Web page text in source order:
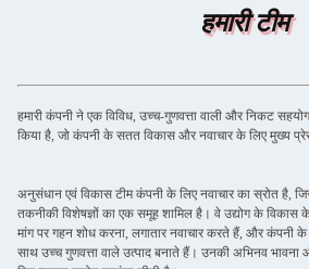
हमारी टीम
हमारी कंपनी ने एक विविध, उच्च-गुणवत्ता वाली और निकट
किया है, जो कंपनी के सतत विकास और नवाचार के लिए मुख्य
अनुसंधान एवं विकास टीम कंपनी के लिए नवाचार का स्रोत है,
तकनीकी विशेषज्ञों का एक समूह शामिल है। वे उद्योग के विकास
मांग पर गहन शोध करना, लगातार नवाचार करते हैं, और कंपनी के
साथ उच्च गुणवत्ता वाले उत्पाद बनाते हैं। उनकी अभिनव भावना